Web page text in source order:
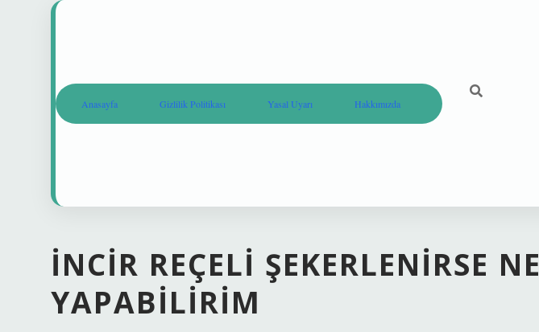
Anasayfa Gizlilik Politikası Yasal Uyarı Hakkımızda
İNCIR REÇELI ŞEKERLENIRSE NE
YAPABILIRIM